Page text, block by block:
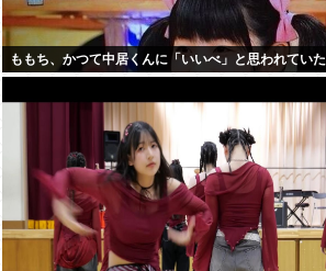
ももち、かつて中居くんに「いいべ」と思われていた